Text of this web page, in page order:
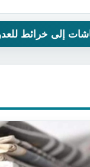
الأنفاق